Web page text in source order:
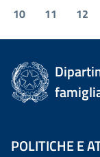
10
11 12
POLITICHE E